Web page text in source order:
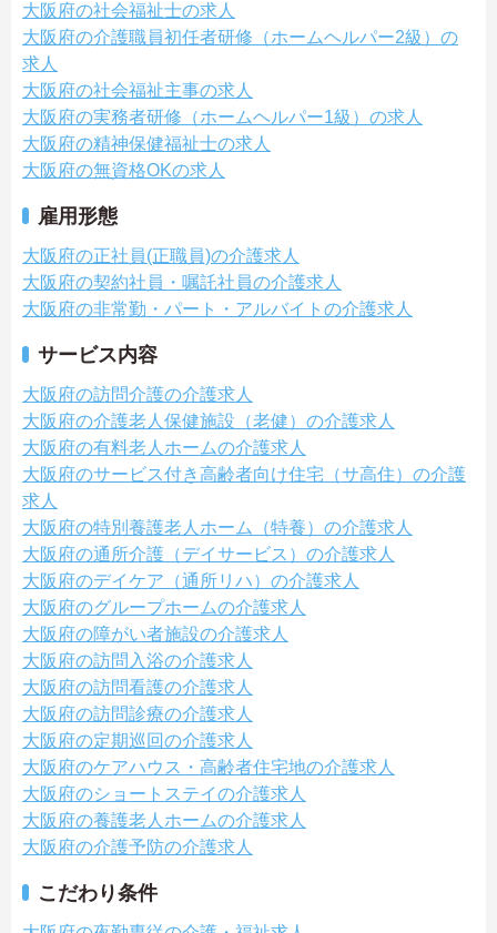
大阪府の社会福祉士の求人
大阪府の介護職員初任者研修（ホームヘルパー2級）の
求人
大阪府の社会福祉主事の求人
大阪府の実務者研修（ホームヘルパー1級）の求人
大阪府の精神保健福祉士の求人
大阪府の無資格OKの求人
雇用形態
大阪府の正社員(正職員)の介護求人
大阪府の契約社員・嘱託社員の介護求人
大阪府の非常勤・パート・アルバイトの介護求人
サービス内容
大阪府の訪問介護の介護求人
大阪府の介護老人保健施設（老健）の介護求人
大阪府の有料老人ホームの介護求人
大阪府のサービス付き高齢者向け住宅（サ高住）の介護
求人
大阪府の特別養護老人ホーム（特養）の介護求人
大阪府の通所介護（デイサービス）の介護求人
大阪府のデイケア（通所リハ）の介護求人
大阪府のグループホームの介護求人
大阪府の障がい者施設の介護求人
大阪府の訪問入浴の介護求人
大阪府の訪問看護の介護求人
大阪府の訪問診療の介護求人
大阪府の定期巡回の介護求人
大阪府のケアハウス・高齢者住宅地の介護求人
大阪府のショートステイの介護求人
大阪府の養護老人ホームの介護求人
大阪府の介護予防の介護求人
こだわり条件